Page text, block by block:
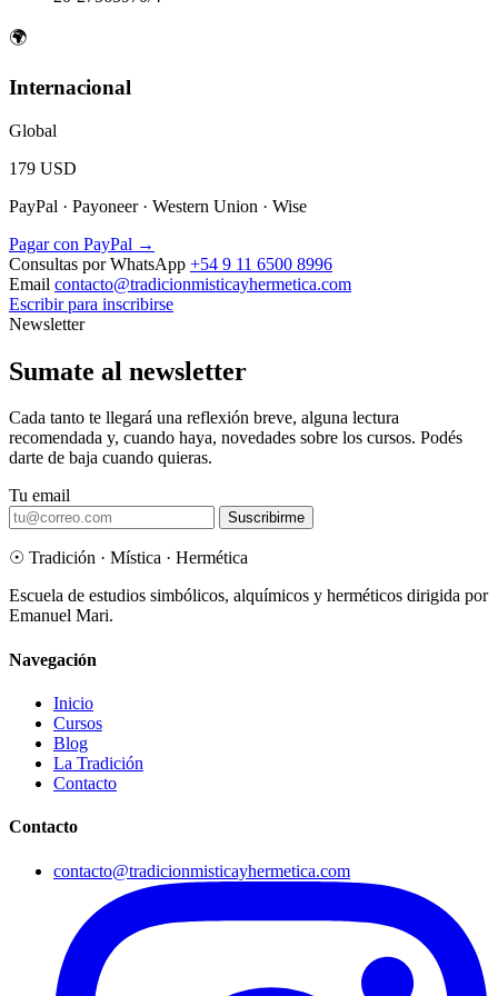
🌍
Internacional
Global
179 USD
PayPal · Payoneer · Western Union · Wise
Pagar con PayPal →
Consultas por WhatsApp +54 9 11 6500 8996
Email contacto@tradicionmisticayhermetica.com
Escribir para inscribirse
Newsletter
Sumate al newsletter
Cada tanto te llegará una reflexión breve, alguna lectura
recomendada y, cuando haya, novedades sobre los cursos. Podés
darte de baja cuando quieras.
Tu email
Suscribirme
☉ Tradición · Mística · Hermética
Escuela de estudios simbólicos, alquímicos y herméticos dirigida por
Emanuel Mari.
Navegación
Inicio
Cursos
Blog
La Tradición
Contacto
Contacto
contacto@tradicionmisticayhermetica.com